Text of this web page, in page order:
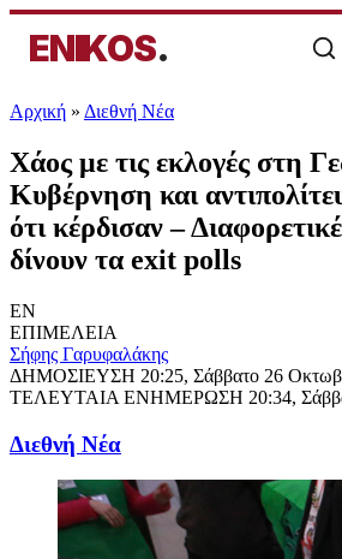
ENIKOS.
Αρχική » Διεθνή Νέα
Χάος με τις εκλογές στη
Κυβέρνηση και
ότι κέρδισαν –
δίνουν τα exit polls
EN
ΕΠΙΜΕΛΕΙΑ
Σήφης Γαρυφαλάκης
ΔΗΜΟΣΙΕΥΣΗ 20:25, Σάββατο 26
ΤΕΛΕΥΤΑΙΑ ΕΝΗΜΕΡΩΣΗ 20:34,
Διεθνή Νέα